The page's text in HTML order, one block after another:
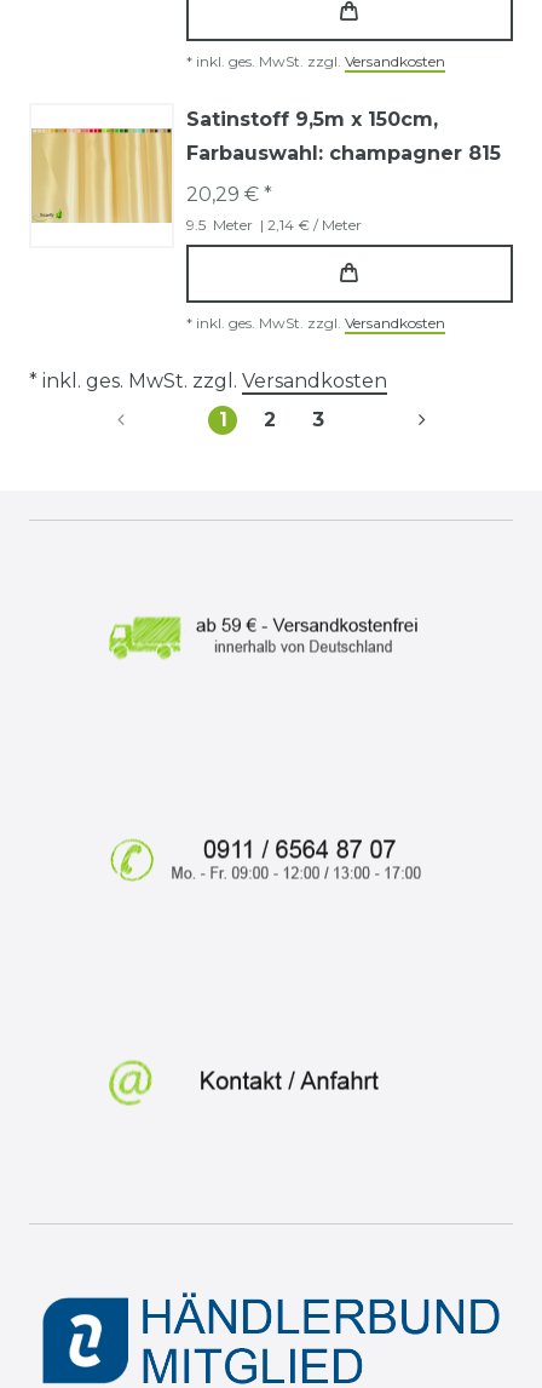
* inkl. ges. MwSt. zzgl. Versandkosten
Satinstoff 9,5m x 150cm,
Farbauswahl: champagner 815
20,29 € *
9.5 Meter | 2,14 € / Meter
* inkl. ges. MwSt. zzgl. Versandkosten
* inkl. ges. MwSt. zzgl. Versandkosten
1
2 3